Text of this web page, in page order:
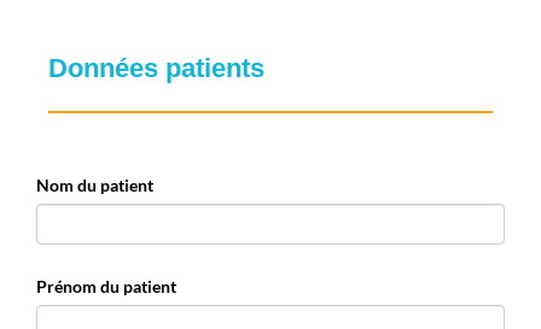
Données patients
Nom du patient
Prénom du patient